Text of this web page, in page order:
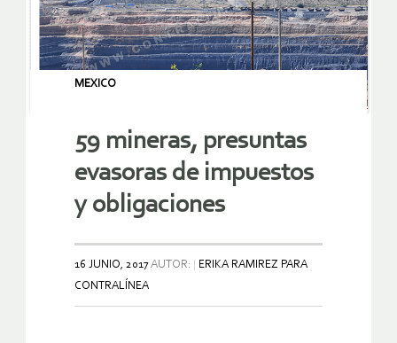
MEXICO
59 mineras, presuntas
evasoras de impuestos
y obligaciones
16 JUNIO, 2017AUTOR:
ERIKA RAMIREZ PARA
CONTRALÍNEA